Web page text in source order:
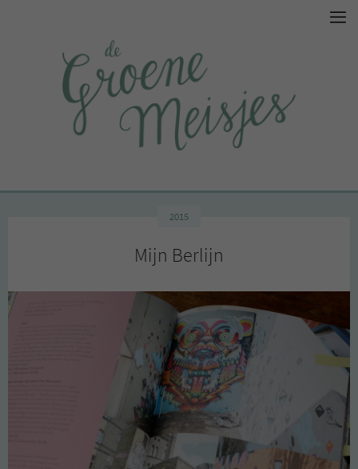
2015
Mijn Berlijn